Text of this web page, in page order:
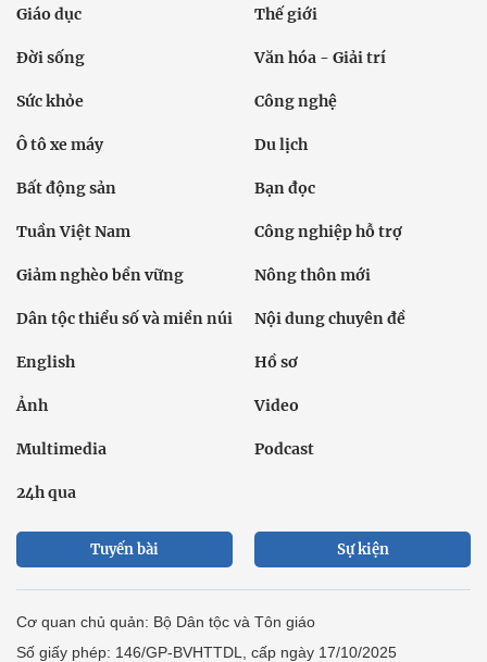
Giáo dục Thế giới
Đời sống Văn hóa - Giải trí
Sức khỏe Công nghệ
Ô tô xe máy Du lịch
Bất động sản Bạn đọc
Tuần Việt Nam Công nghiệp hỗ trợ
Giảm nghèo bền vững Nông thôn mới
Dân tộc thiểu số và miền núi Nội dung chuyên đề
English Hồ sơ
Ảnh Video
Multimedia Podcast
24h qua
Tuyến bài Sự kiện
Cơ quan chủ quản: Bộ Dân tộc và Tôn giáo
Số giấy phép: 146/GP-BVHTTDL, cấp ngày 17/10/2025